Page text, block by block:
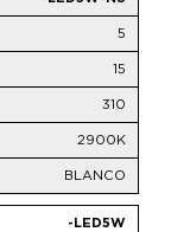
5
15
310
2900K
BLANCO
-LED5W